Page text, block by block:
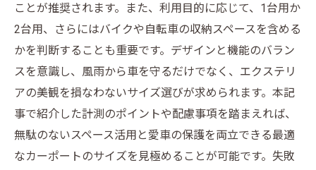
ことが推奨されます。また、利用目的に応じて、1台用か
2台用、さらにはバイクや自転車の収納スペースを含める
かを判断することも重要です。デザインと機能のバラン
スを意識し、風雨から車を守るだけでなく、エクステリ
アの美観を損なわないサイズ選びが求められます。本記
事で紹介した計測のポイントや配慮事項を踏まえれば、
無駄のないスペース活用と愛車の保護を両立できる最適
なカーポートのサイズを見極めることが可能です。失敗